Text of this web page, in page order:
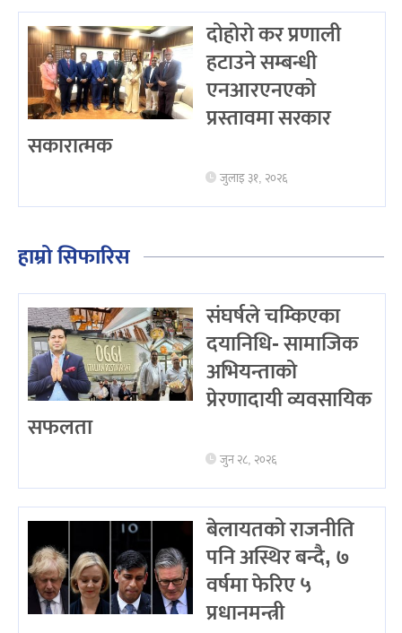
दोहोरो कर प्रणाली
हटाउने सम्बन्धी
एनआरएनएको
प्रस्तावमा सरकार
सकारात्मक
जुलाइ ३१, २०२६
हाम्रो सिफारिस
संघर्षले चम्किएका
दयानिधि- सामाजिक
अभियन्ताको
प्रेरणादायी व्यवसायिक
सफलता
जुन २८, २०२६
बेलायतको राजनीति
पनि अस्थिर बन्दै, ७
वर्षमा फेरिए ५
प्रधानमन्त्री